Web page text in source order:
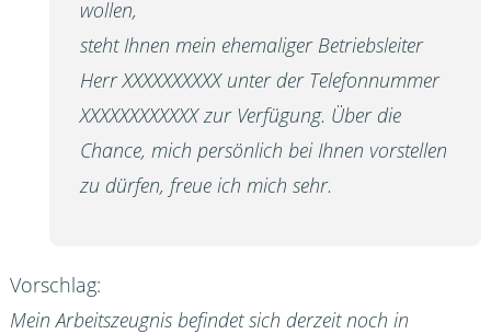
wollen,
steht Ihnen mein ehemaliger Betriebsleiter
Herr XXXXXXXXXX unter der Telefonnummer
XXXXXXXXXXXX zur Verfügung. Über die
Chance, mich persönlich bei Ihnen vorstellen
zu dürfen, freue ich mich sehr.
Vorschlag:
Mein Arbeitszeugnis befindet sich derzeit noch in